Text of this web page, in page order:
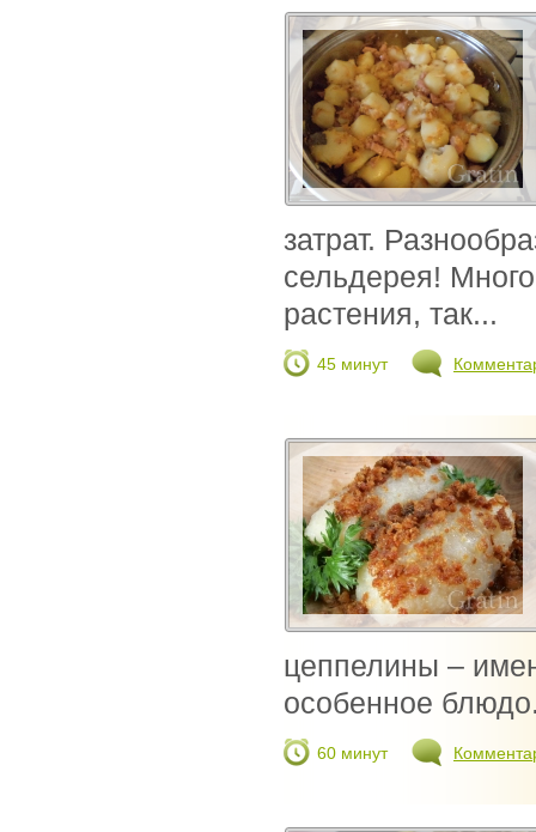
затрат.
сельдерея!
растения, так...
45 минут
цеппелины –
особенное
60 минут